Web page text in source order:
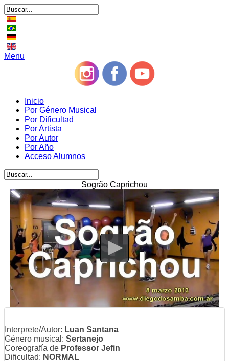
Menu
Inicio
Por Género Musical
Por Dificultad
Por Artista
Por Autor
Por Año
Acceso Alumnos
Sogrão Caprichou
Interprete/Autor: Luan Santana
Género musical: Sertanejo
Coreografía de Professor Jefin
Dificultad: NORMAL